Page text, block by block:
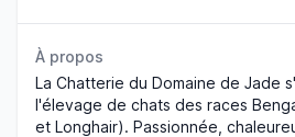
À propos
La Chatterie du Domaine de Jade
l'élevage de chats des races
et Longhair). Passionnée,